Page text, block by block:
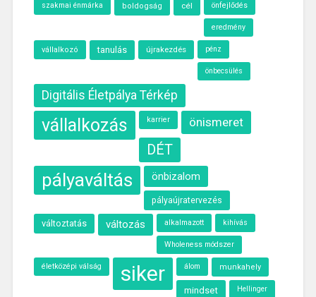
szakmai énmárka boldogság cél önfejlődés
eredmény
vállalkozó tanulás újrakezdés pénz
önbecsülés
Digitális Életpálya Térkép
vállalkozás karrier önismeret
DÉT
pályaváltás önbizalom
pályaújratervezés
változtatás változás alkalmazott kihívás
Wholeness módszer
életközépi válság siker álom munkahely
mindset Hellinger